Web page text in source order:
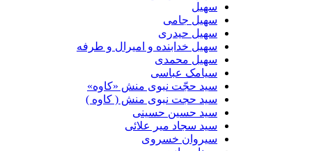
سهیل جامی
سهیل حیدری
سهیل خدابنده و امیرال و طرفه
سهیل محمدی
سیامک عباسی
سید حجّت نبوی منش «کاوه»
سید حجت نبوی منش ( کاوه )
سید حسین حسینى
سید سجاد میر علائی
سیروان خسروی